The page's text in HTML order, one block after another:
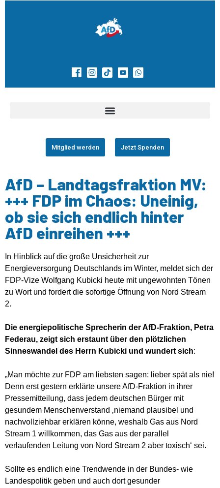
Mitglied werden Jetzt Spenden
AfD – Landtagsfraktion MV:
+++ FDP im Chaos: Uneinig,
ob sie sich endlich hinter
AfD einreihen +++
In Hinblick auf die große Unsicherheit zur
Energieversorgung Deutschlands im Winter, meldet sich der
FDP-Vize Wolfgang Kubicki heute mit ungewohnten Tönen
zu Wort und fordert die sofortige Öffnung von Nord Stream
2.
Die energiepolitische Sprecherin der AfD-Fraktion, Petra
Federau, zeigt sich erstaunt über den plötzlichen
Sinneswandel des Herrn Kubicki und wundert sich:
„Man möchte zur FDP am liebsten sagen: lieber spät als nie!
Denn erst gestern erklärte unsere AfD-Fraktion in ihrer
Pressemitteilung, dass jedem deutschen Bürger mit
gesundem Menschenverstand ‚niemand plausibel und
nachvollziehbar erklären könne, weshalb Gas aus Nord
Stream 1 willkommen, das Gas aus der parallel
verlaufenden Leitung von Nord Stream 2 aber toxisch‘ sei.
Sollte es endlich eine Trendwende in der Bundes- wie
Landespolitik geben und auch dort gesunder